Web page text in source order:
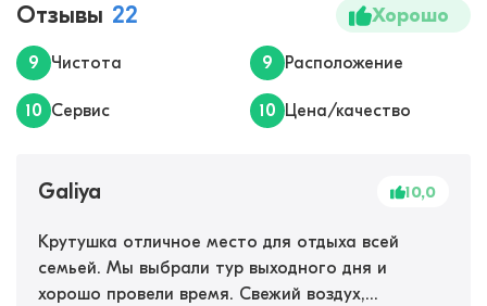
Отзывы 22 Хорошо
9 Чистота 9 Расположение
10 Сервис 10 Цена/качество
Galiya 10,0
Крутушка отличное место для отдыха всей
семьей. Мы выбрали тур выходного дня и
хорошо провели время. Свежий воздух,